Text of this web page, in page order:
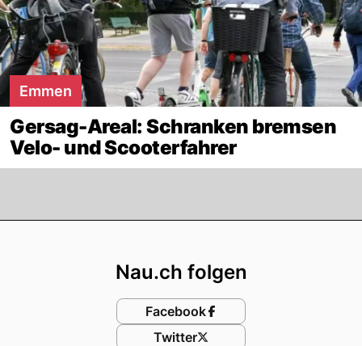
Emmen
Gersag-Areal: Schranken bremsen
Velo- und Scooterfahrer
Nau.ch folgen
Facebook
Twitter